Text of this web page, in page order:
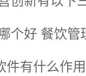
个好 餐饮管
件有什么作